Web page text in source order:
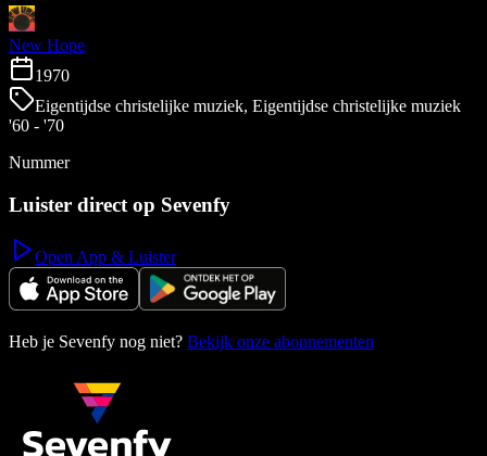
New Hope
1970
Eigentijdse christelijke muziek, Eigentijdse christelijke muziek
'60 - '70
Nummer
Luister direct op Sevenfy
Open App & Luister
Heb je Sevenfy nog niet? Bekijk onze abonnementen